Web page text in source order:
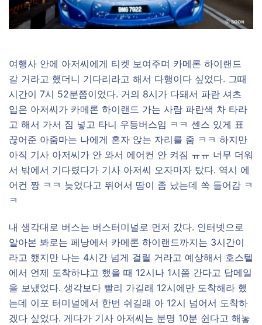
여행사 안에 아저씨에게 티켓 보여주며 카메론 하이랜드
갈 거라고 했더니 기다리라고 해서 다행이다 싶었다. 그때
시간이 7시 52분쯤이었다. 거의 8시가 다돼서 파란 셔츠
입은 아저씨가 카메론 하이랜드 가는 사람 파란색 차 타라
고 해서 가서 짐 넣고 타니 우등버스임 ㅋㅋ 센스 있게 표
끊어준 아줌마는 나에게 혼자 앉는 자리를 줌 ㅋㅋ 하지만
아직 기사 아저씨가 안 와서 에어컨 안 켜짐 ㅠㅠ 너무 더워
서 밖에서 기다렸다가 기사 아저씨 오자마자 탔다. 역시 에
어컨 짱 ㅋㅋ 늦었다고 뛰어서 땀이 좀 났는데 쏙 들어감 ㅋ
ㅋ
내 생각대로 버스는 버스터미널로 먼저 갔다. 인터넷으로
알아본 봐로는 페낭에서 카메론 하이랜드까지는 3시간이
라고 했지만 나는 4시간 넘게 걸릴 거라고 예상해서 호스텔
에서 언제 도착하냐고 했을 때 12시나 1시쯤 간다고 답메일
을 보냈었다. 생각보다 빨리 가길래 12시에만 도착해라 했
는데 이포 터미널에서 한번 쉬길래 아 12시 넘어서 도착하
겠다 싶었다. 게다가 기사 아저씨는 분명 10분 쉰다고 해놓